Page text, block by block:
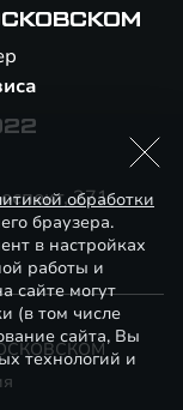
271
обработки
браузера.
в настройках
работы и
сайте могут
(в том числе
сайта, Вы
технологий и